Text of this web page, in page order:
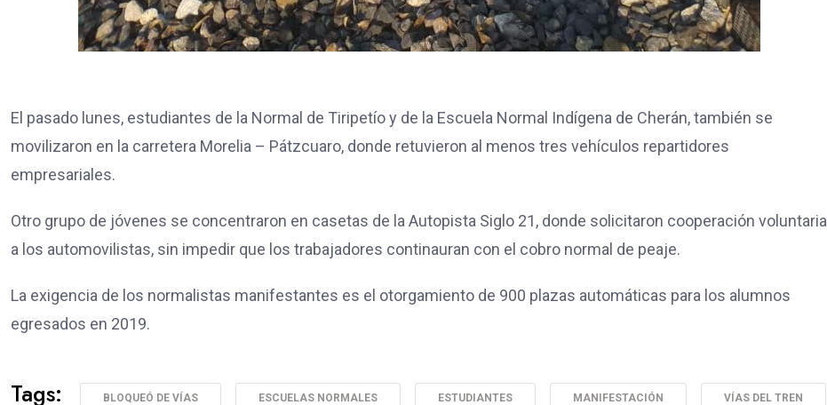
El pasado lunes, estudiantes de la Normal de Tiripetío y de la Escuela Normal Indígena de Cherán, también se
movilizaron en la carretera Morelia – Pátzcuaro, donde retuvieron al menos tres vehículos repartidores
empresariales.
Otro grupo de jóvenes se concentraron en casetas de la Autopista Siglo 21, donde solicitaron cooperación voluntaria
a los automovilistas, sin impedir que los trabajadores continauran con el cobro normal de peaje.
La exigencia de los normalistas manifestantes es el otorgamiento de 900 plazas automáticas para los alumnos
egresados en 2019.
Tags: BLOQUEÓ DE VÍAS ESCUELAS NORMALES ESTUDIANTES MANIFESTACIÓN VÍAS DEL TREN